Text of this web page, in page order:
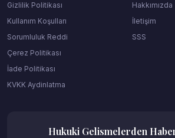
Gizlilik Politikası
Kullanım Koşulları
Sorumluluk Reddi
Çerez Politikası
İade Politikası
KVKK Aydinlatma
Hakkımızda
İletişim
SSS
Hukuki Gelismelerden